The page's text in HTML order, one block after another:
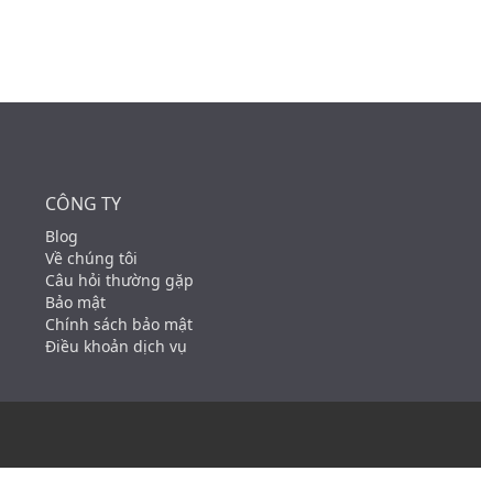
CÔNG TY
Blog
Về chúng tôi
Câu hỏi thường gặp
Bảo mật
Chính sách bảo mật
Điều khoản dịch vụ